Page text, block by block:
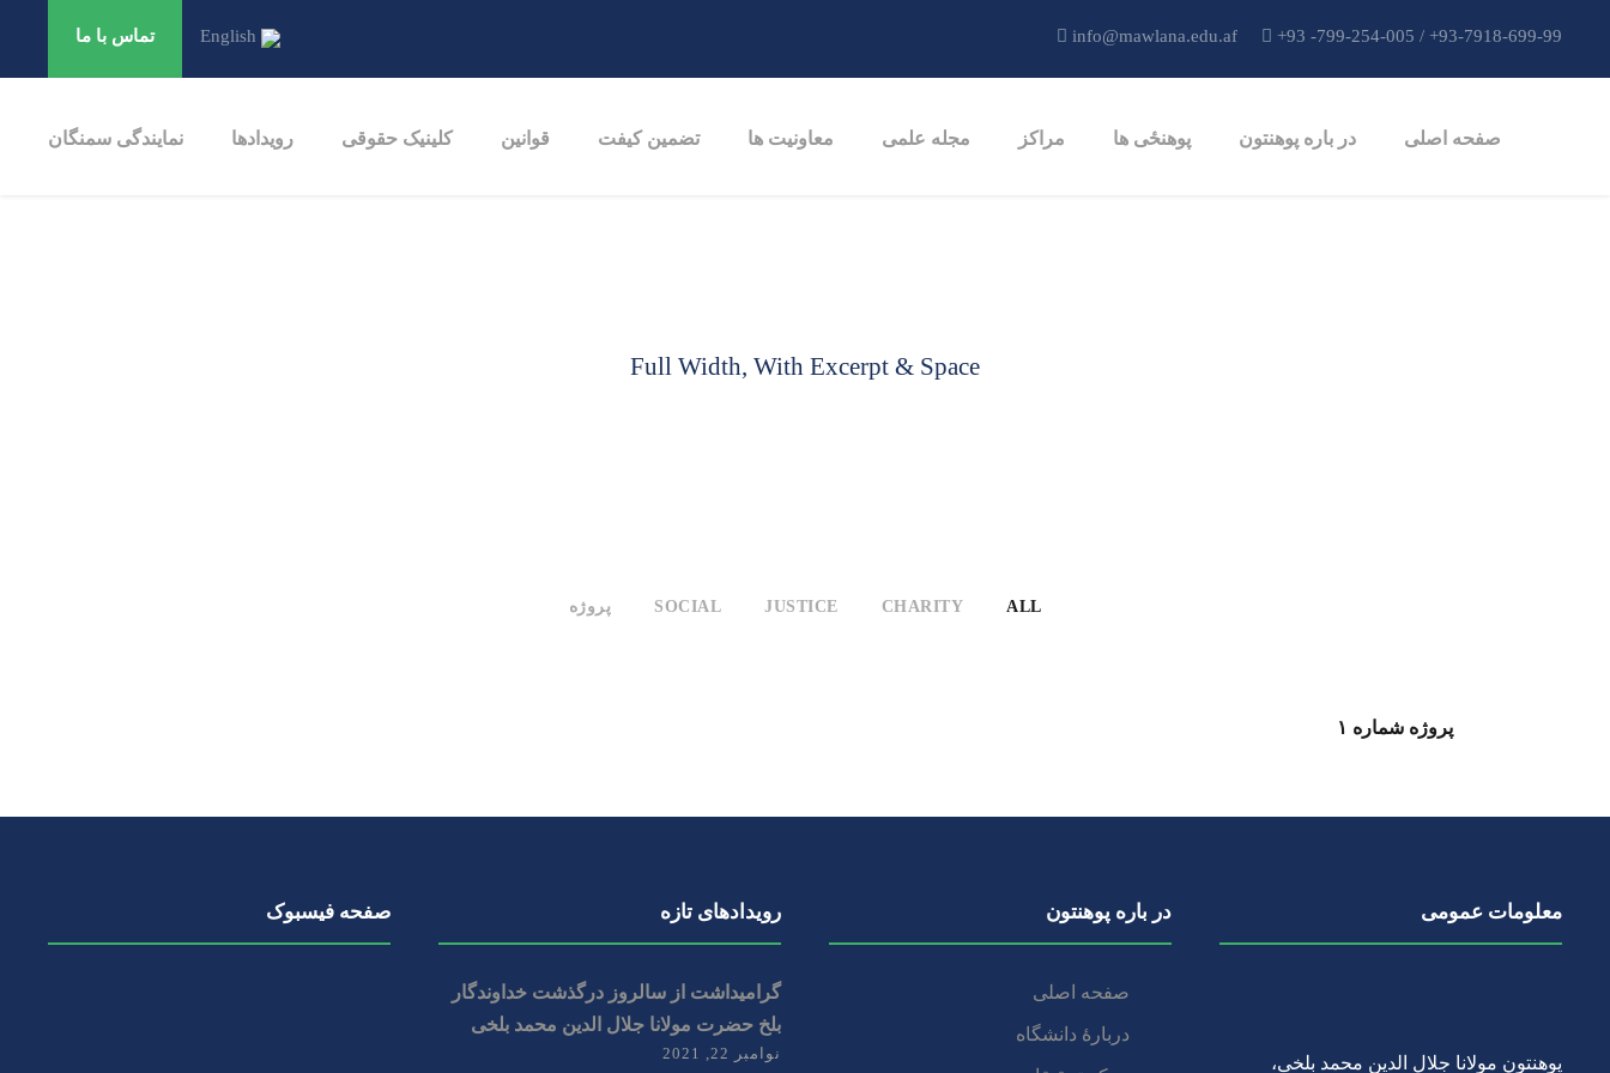
تماس ‌با ‌ما +93 -799-254-005 / +93-7918-699-99
info@mawlana.edu.af
صفحه اصلی در باره پوهنتون پوهنځی ها مراکز مجله علمی معاونیت ها تضمین کیفت قوانین کلینیک حقوقی رویدادها نمایندگی سمنگان
Full Width, With Excerpt & Space
ALL
CHARITY
JUSTICE
SOCIAL پروژه
پروژه شماره ۱
معلومات عمومی
پوهنتون مولانا جلال الدین محمد بلخی،
در باره‌ پوهنتون
صفحه اصلی
دربارۀ‌ دانشگاه
رویداد‌های تازه
گرامیداشت از سالروز درگذشت خداوندگار
بلخ حضرت مولانا جلال الدین محمد بلخی
نوامبر 22, 2021
صفحه فیسبوک